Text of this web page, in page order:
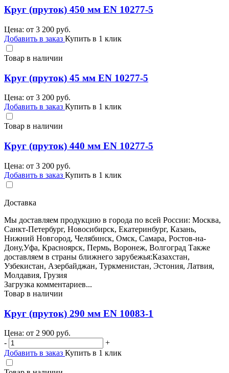
Круг (пруток) 450 мм EN 10277-5
Цена: от 3 200 руб.
Добавить в заказ Купить в 1 клик
Товар в наличии
Круг (пруток) 45 мм EN 10277-5
Цена: от 3 200 руб.
Добавить в заказ Купить в 1 клик
Товар в наличии
Круг (пруток) 440 мм EN 10277-5
Цена: от 3 200 руб.
Добавить в заказ Купить в 1 клик
Доставка
Мы доставляем продукцию в города по всей России: Москва,
Санкт-Петербург, Новосибирск, Екатеринбург, Казань,
Нижний Новгород, Челябинск, Омск, Самара, Ростов-на-
Дону,Уфа, Красноярск, Пермь, Воронеж, Волгоград Также
доставляем в страны ближнего зарубежья:Казахстан,
Узбекистан, Азербайджан, Туркменистан, Эстония, Латвия,
Молдавия, Грузия
Загрузка комментариев...
Товар в наличии
Круг (пруток) 290 мм EN 10083-1
Цена: от 2 900 руб.
-
+
Добавить в заказ Купить в 1 клик